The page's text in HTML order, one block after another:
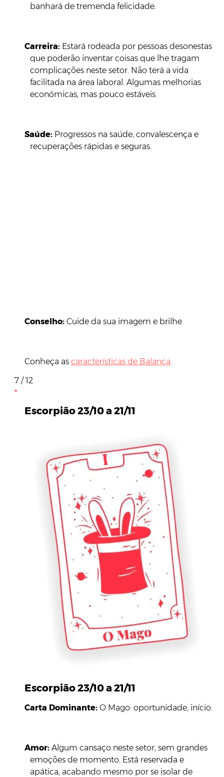
banhará de tremenda felicidade.
Carreira: Estará rodeada por pessoas desonestas
que poderão inventar coisas que lhe tragam
complicações neste setor. Não terá a vida
facilitada na área laboral. Algumas melhorias
económicas, mas pouco estáveis.
Saúde: Progressos na saúde, convalescença e
recuperações rápidas e seguras.
Conselho: Cuide da sua imagem e brilhe.
Conheça as características de Balança
7 / 12
Escorpião 23/10 a 21/11
Escorpião 23/10 a 21/11
Carta Dominante: O Mago: oportunidade, início.
Amor: Algum cansaço neste setor, sem grandes
emoções de momento. Está reservada e
apática, acabando mesmo por se isolar de